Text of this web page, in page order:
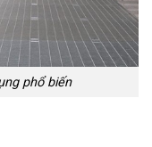
phổ biến